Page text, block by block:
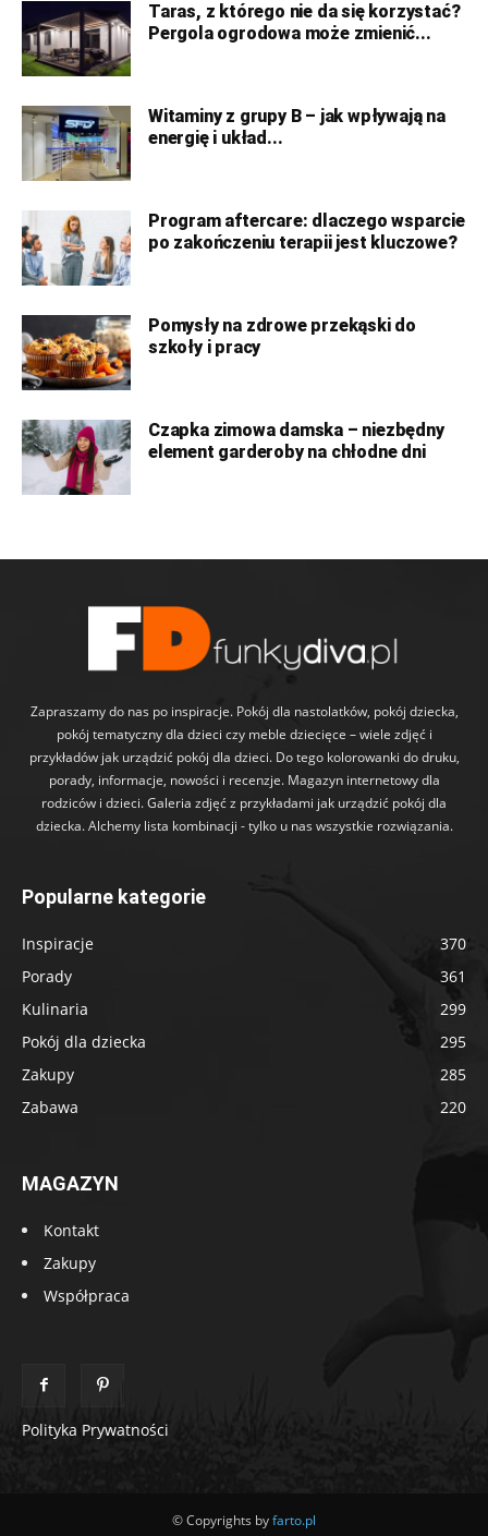
Taras, z którego nie da się korzystać?
Pergola ogrodowa może zmienić...
Witaminy z grupy B – jak wpływają na
energię i układ...
Program aftercare: dlaczego wsparcie
po zakończeniu terapii jest kluczowe?
Pomysły na zdrowe przekąski do
szkoły i pracy
Czapka zimowa damska – niezbędny
element garderoby na chłodne dni
Zapraszamy do nas po inspiracje. Pokój dla nastolatków, pokój dziecka,
pokój tematyczny dla dzieci czy meble dziecięce – wiele zdjęć i
przykładów jak urządzić pokój dla dzieci. Do tego kolorowanki do druku,
porady, informacje, nowości i recenzje. Magazyn internetowy dla
rodziców i dzieci. Galeria zdjęć z przykładami jak urządzić pokój dla
dziecka. Alchemy lista kombinacji - tylko u nas wszystkie rozwiązania.
Popularne kategorie
Inspiracje
370
Porady
361
Kulinaria
299
Pokój dla dziecka
295
Zakupy
285
Zabawa
220
MAGAZYN
Kontakt
Zakupy
Współpraca
Polityka Prywatności
© Copyrights byfarto.pl